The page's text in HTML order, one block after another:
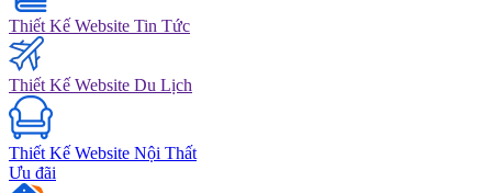
Thiết Kế Website Tin Tức
Thiết Kế Website Du Lịch
Thiết Kế Website Nội Thất
Ưu đãi